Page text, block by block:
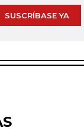
SUSCRÍBASE YA